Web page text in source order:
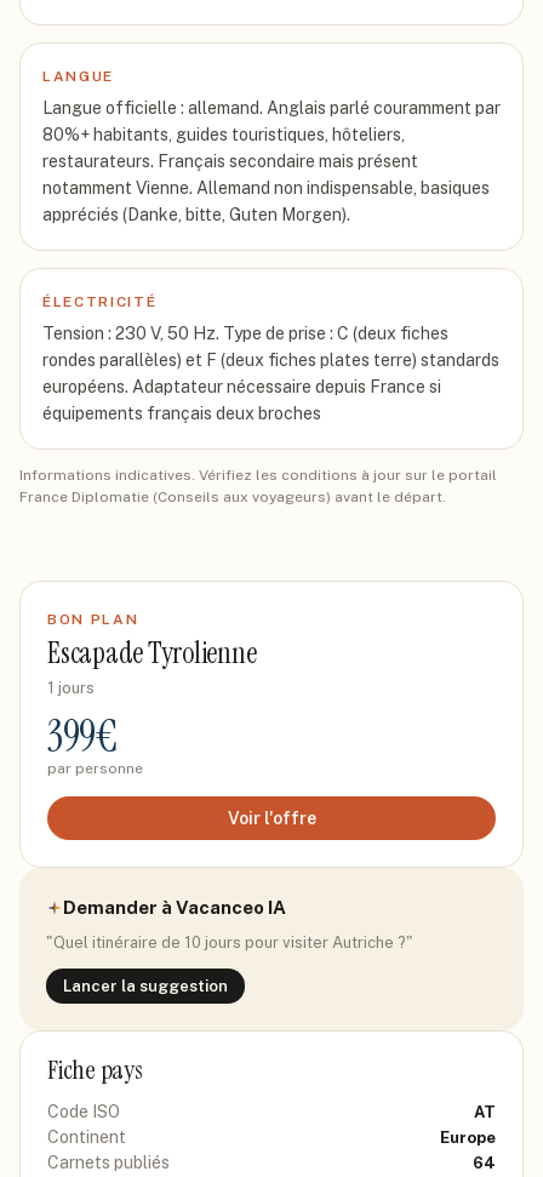
LANGUE
Langue officielle : allemand. Anglais parlé couramment par
80%+ habitants, guides touristiques, hôteliers,
restaurateurs. Français secondaire mais présent
notamment Vienne. Allemand non indispensable, basiques
appréciés (Danke, bitte, Guten Morgen).
ÉLECTRICITÉ
Tension : 230 V, 50 Hz. Type de prise : C (deux fiches
rondes parallèles) et F (deux fiches plates terre) standards
européens. Adaptateur nécessaire depuis France si
équipements français deux broches
Informations indicatives. Vérifiez les conditions à jour sur le portail
France Diplomatie (Conseils aux voyageurs) avant le départ.
BON PLAN
Escapade Tyrolienne
1 jours
399€
par personne
Voir l'offre
Demander à Vacanceo IA
"Quel itinéraire de 10 jours pour visiter Autriche ?"
Lancer la suggestion
Fiche pays
Code ISO AT
Continent Europe
Carnets publiés 64